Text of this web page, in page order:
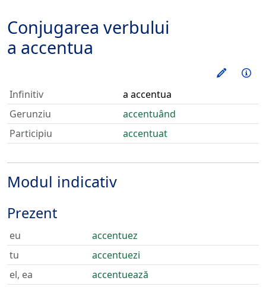
Conjugarea verbului
a accentua
Infinitiv
a accentua
Gerunziu
accentuând
Participiu
accentuat
Modul indicativ
Prezent
eu
accentuez
tu
accentuezi
el, ea
accentuează